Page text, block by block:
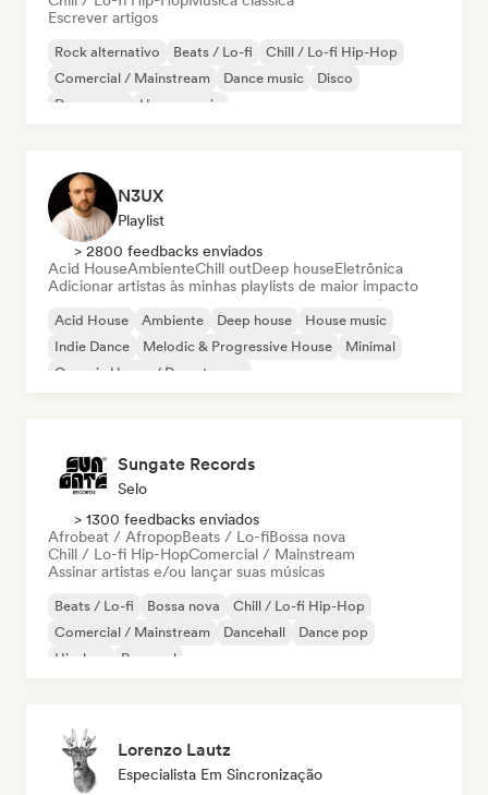
Escrever artigos
Rock alternativo Beats / Lo-fi
Chill / Lo-fi Hip-Hop
Comercial / Mainstream
Dance music
Disco
Dream pop
House music
N3UX
Playlist
> 2800 feedbacks enviados
Acid HouseAmbienteChill outDeep houseEletrônica
Adicionar artistas às minhas playlists de maior impacto
Acid House Ambiente Deep house
House music
Indie Dance
Melodic & Progressive House
Minimal
Organic House / Downtempo
Sungate Records
Selo
> 1300 feedbacks enviados
Afrobeat / AfropopBeats / Lo-fiBossa nova
Chill / Lo-fi Hip-HopComercial / Mainstream
Assinar artistas e/ou lançar suas músicas
Beats / Lo-fi Bossa nova
Chill / Lo-fi Hip-Hop
Comercial / Mainstream
Dancehall
Dance pop
Hip-hop
Pop soul
Lorenzo Lautz
Especialista Em Sincronização